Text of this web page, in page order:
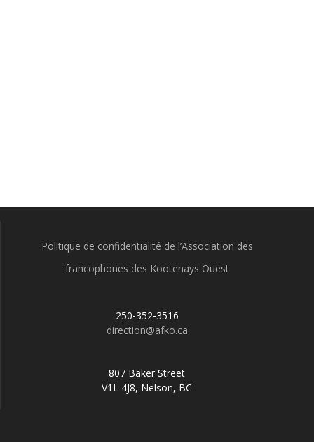
Politique de confidentialité de l’Association des
francophones des Kootenays Ouest
250-352-3516
direction@afko.ca
807 Baker Street
V1L 4J8, Nelson, BC